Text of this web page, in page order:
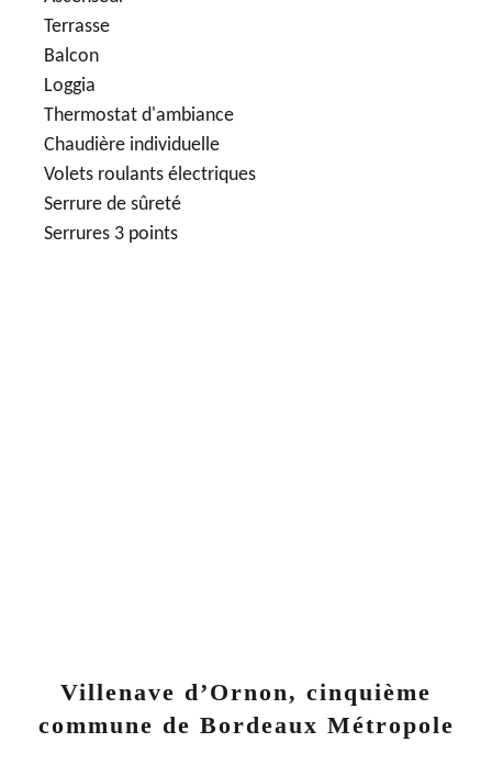
Terrasse
Balcon
Loggia
Thermostat d'ambiance
Chaudière individuelle
Volets roulants électriques
Serrure de sûreté
Serrures 3 points
Villenave d’Ornon, cinquième
commune de Bordeaux Métropole